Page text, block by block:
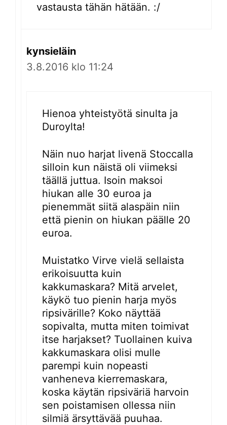
vastausta tähän hätään. :/
kynsieläin
3.8.2016 klo 11:24
Hienoa yhteistyötä sinulta ja
Duroylta!
Näin nuo harjat livenä Stoccalla
silloin kun näistä oli viimeksi
täällä juttua. Isoin maksoi
hiukan alle 30 euroa ja
pienemmät siitä alaspäin niin
että pienin on hiukan päälle 20
euroa.
Muistatko Virve vielä sellaista
erikoisuutta kuin
kakkumaskara? Mitä arvelet,
käykö tuo pienin harja myös
ripsivärille? Koko näyttää
sopivalta, mutta miten toimivat
itse harjakset? Tuollainen kuiva
kakkumaskara olisi mulle
parempi kuin nopeasti
vanheneva kierremaskara,
koska käytän ripsiväriä harvoin
sen poistamisen ollessa niin
silmiä ärsyttävää puuhaa.